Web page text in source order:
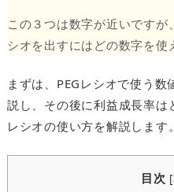
この３つは数字が近いですが
シオを出すにはどの数字を使
まずは、PEGレシオで使う
説し、その後に利益成長率は
レシオの使い方を解説します。
目次 [